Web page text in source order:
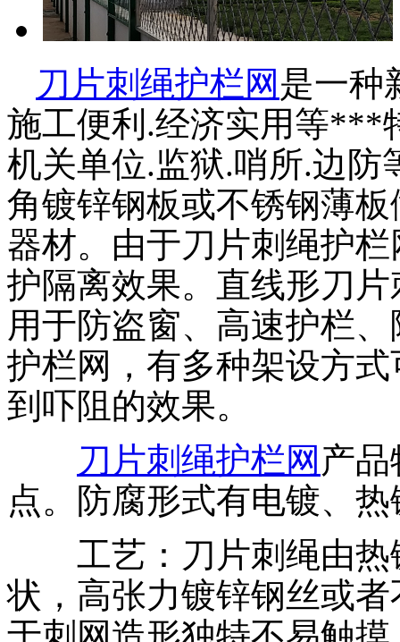
刀片刺绳护栏网 是一种
施工便利.经济实用等***
机关单位.监狱.哨所.边防
角镀锌钢板或不锈钢薄
器材。由于刀片刺绳护
护隔离效果。直线形刀
用于防盗窗、高速护栏
护栏网，有多种架设方
到吓阻的效果。
刀片刺绳护栏网 产
点。防腐形式有电镀、热
工艺：刀片刺绳由热
状，高张力镀锌钢丝或